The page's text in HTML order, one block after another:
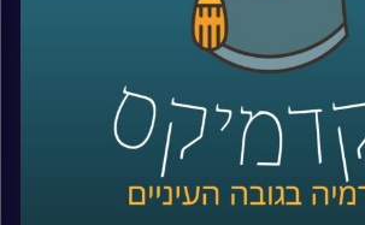
והשאלה היא מי יודע לעצור, להסתכל
אותם לפריצת דרך.
מוטי שטנר, יזם סדרתי, משקיע ומרצה
יחד עם אחיו, פרופ׳ אורי שטנר, הוא כתב
מדען דיסרפטיבי”, שמנסה לשאול האם
עניין של גאונות ומזל, או שאפשר לפתח
אפילו שיטה, שמגדילה את הסיכוי לזהות
על הנחות יסוד ולפרוץ את גבולות הידע